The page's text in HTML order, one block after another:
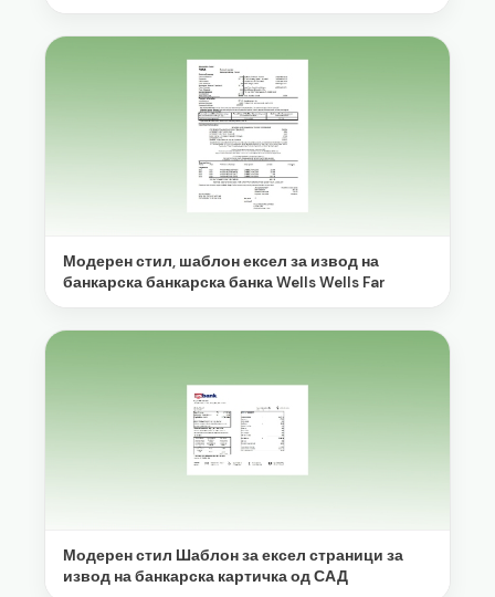
Модерен стил, шаблон ексел за извод на
банкарска банкарска банка Wells Wells Far
Модерен стил Шаблон за ексел страници за
извод на банкарска картичка од САД